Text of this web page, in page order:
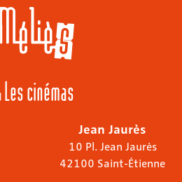
Les cinémas
Jean Jaurès
10 Pl. Jean Jaurès
42100 Saint-Étienne